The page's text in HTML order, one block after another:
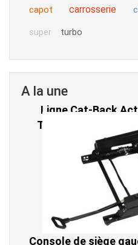
capot carrosserie
super turbo
A la une
Console de siège